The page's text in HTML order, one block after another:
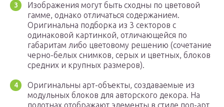
Изображения могут быть сходны по цветовой
гамме, однако отличаться содержанием.
Оригинальна подборка из 3 секторов с
одинаковой картинкой, отличающейся по
габаритам либо цветовому решению (сочетание
черно-белых снимков, серых и цветных, блоков
средних и крупных размеров).
Оригинальны арт-объекты, создаваемые из
модульных блоков для авторского декора. На
полотнах отображают элементы в стиле поп-арт